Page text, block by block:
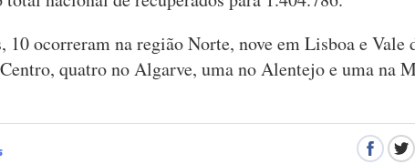
10 ocorreram na região Norte, nove em Lisboa e Vale
quatro no Algarve, uma no Alentejo e uma na